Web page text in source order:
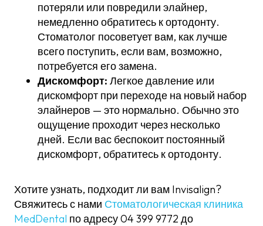
потеряли или повредили элайнер,
немедленно обратитесь к ортодонту.
Стоматолог посоветует вам, как лучше
всего поступить, если вам, возможно,
потребуется его замена.
Дискомфорт: Легкое давление или
дискомфорт при переходе на новый набор
элайнеров — это нормально. Обычно это
ощущение проходит через несколько
дней. Если вас беспокоит постоянный
дискомфорт, обратитесь к ортодонту.
Хотите узнать, подходит ли вам Invisalign?
Свяжитесь с нами Стоматологическая клиника
MedDental по адресу 04 399 9772 до